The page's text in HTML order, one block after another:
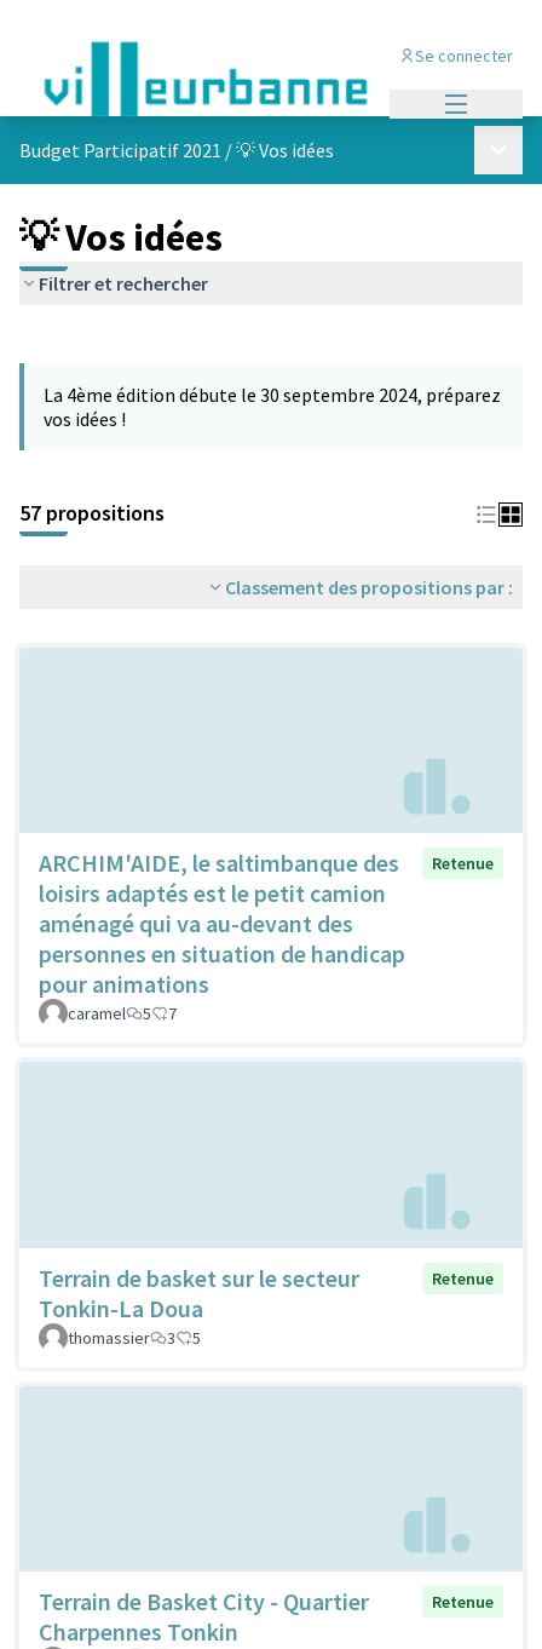
Se connecter
Budget Participatif 2021 /💡 Vos idées
💡 Vos idées
Filtrer et rechercher
La 4ème édition débute le 30 septembre 2024, préparez
vos idées !
57 propositions
Classement des propositions par :
ARCHIM'AIDE, le saltimbanque des
loisirs adaptés est le petit camion
aménagé qui va au-devant des
personnes en situation de handicap
pour animations
Retenue
caramel 5 7
Terrain de basket sur le secteur
Tonkin-La Doua
Retenue
thomassier 3 5
Terrain de Basket City - Quartier
Charpennes Tonkin
Retenue